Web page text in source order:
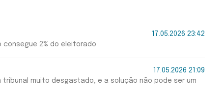
17.05.2026 23:42
2% do eleitorado .
17.05.2026 21:09
tribunal muito desgastado, e a solução não pode ser um